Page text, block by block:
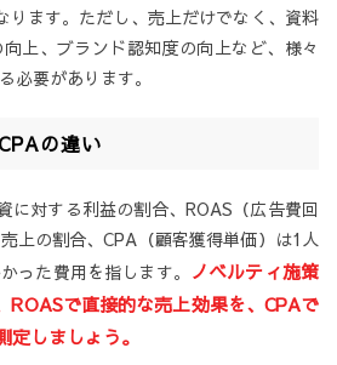
ります。ただし、売上だけでなく、資料
上、ブランド認知度の向上など、様々
必要があります。
の違い
に対する利益の割合、ROAS（広告費回
上の割合、CPA（顧客獲得単価）は1人
った費用を指します。 ノベルティ施策
ROASで直接的な売上効果を、CPAで
しましょう。